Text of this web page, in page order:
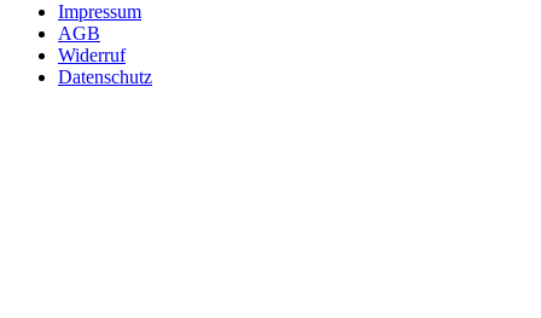
Impressum
AGB
Widerruf
Datenschutz